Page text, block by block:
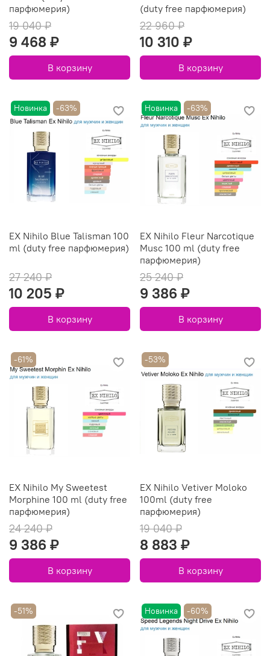
парфюмерия)
19 040 ₽
9 468 ₽
В корзину
(duty free парфюмерия)
22 960 ₽
10 310 ₽
В корзину
Новинка -63%
EX Nihilo Blue Talisman 100
ml (duty free парфюмерия)
27 240 ₽
10 205 ₽
В корзину
Новинка -63%
EX Nihilo Fleur Narcotique
Musc 100 ml (duty free
парфюмерия)
25 240 ₽
9 386 ₽
В корзину
-61%
EX Nihilo My Sweetest
Morphine 100 ml (duty free
парфюмерия)
24 240 ₽
9 386 ₽
В корзину
-53%
EX Nihilo Vetiver Moloko
100ml (duty free
парфюмерия)
19 040 ₽
8 883 ₽
В корзину
-51% Новинка -60%